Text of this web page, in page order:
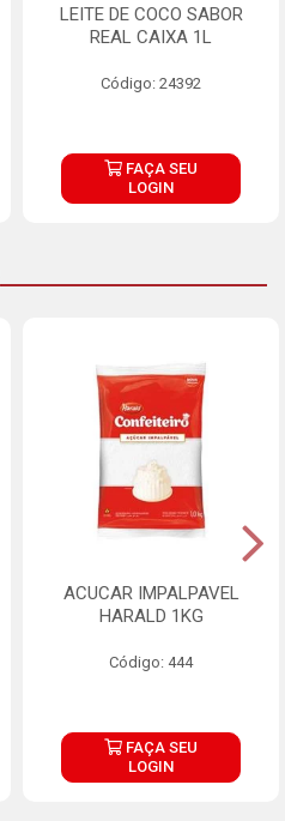
LEITE DE COCO SABOR
REAL CAIXA 1L
Código: 24392
FAÇA SEU
LOGIN
ACUCAR IMPALPAVEL
HARALD 1KG
Código: 444
FAÇA SEU
LOGIN